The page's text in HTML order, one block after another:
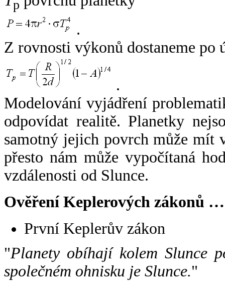
p
.
Z rovnosti výkonů dostaneme po
.
Modelování vyjádření
odpovídat realitě. Planetky
samotný jejich povrch může mít
přesto nám může vypočítaná
vzdálenosti od Slunce.
Ověření Keplerových zákonů …
První Keplerův zákon
"Planety obíhají kolem Slunce
společném ohnisku je Slunce."